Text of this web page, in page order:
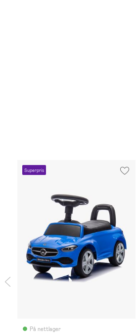
Superpris
På nettlager